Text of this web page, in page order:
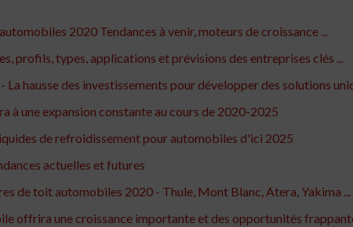
2020 Tendances à venir, moteurs de croissance ...
profils, types, applications et prévisions des entreprises clés ...
hausse des investissements pour développer des solutions
à une expansion constante au cours de 2020-2025
de refroidissement pour automobiles d'ici 2025
actuelles et futures
de toit automobiles 2020 - Thule, Mont Blanc, Atera, Yakima ...
offrira une croissance importante et des opportunités